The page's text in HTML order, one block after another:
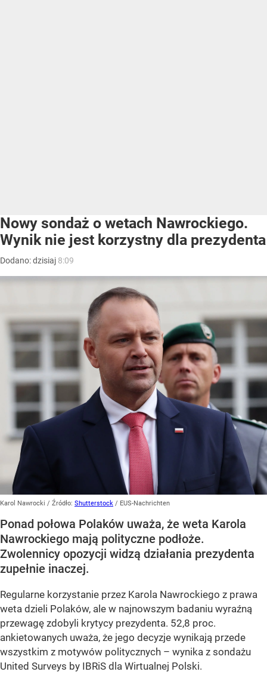
Nowy sondaż o wetach Nawrockiego.
Wynik nie jest korzystny dla prezydenta
Dodano:dzisiaj 8:09
Karol Nawrocki / Źródło: Shutterstock / EUS-Nachrichten
Ponad połowa Polaków uważa, że weta Karola
Nawrockiego mają polityczne podłoże.
Zwolennicy opozycji widzą działania prezydenta
zupełnie inaczej.
Regularne korzystanie przez Karola Nawrockiego z prawa
weta dzieli Polaków, ale w najnowszym badaniu wyraźną
przewagę zdobyli krytycy prezydenta. 52,8 proc.
ankietowanych uważa, że jego decyzje wynikają przede
wszystkim z motywów politycznych – wynika z sondażu
United Surveys by IBRiS dla Wirtualnej Polski.